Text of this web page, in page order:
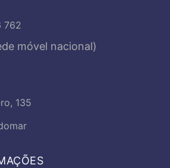
762
móvel nacional)
135